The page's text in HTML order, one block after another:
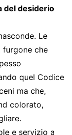
del desiderio
Le
furgone che
quel Codice
ma che,
colorato,
e servizio a